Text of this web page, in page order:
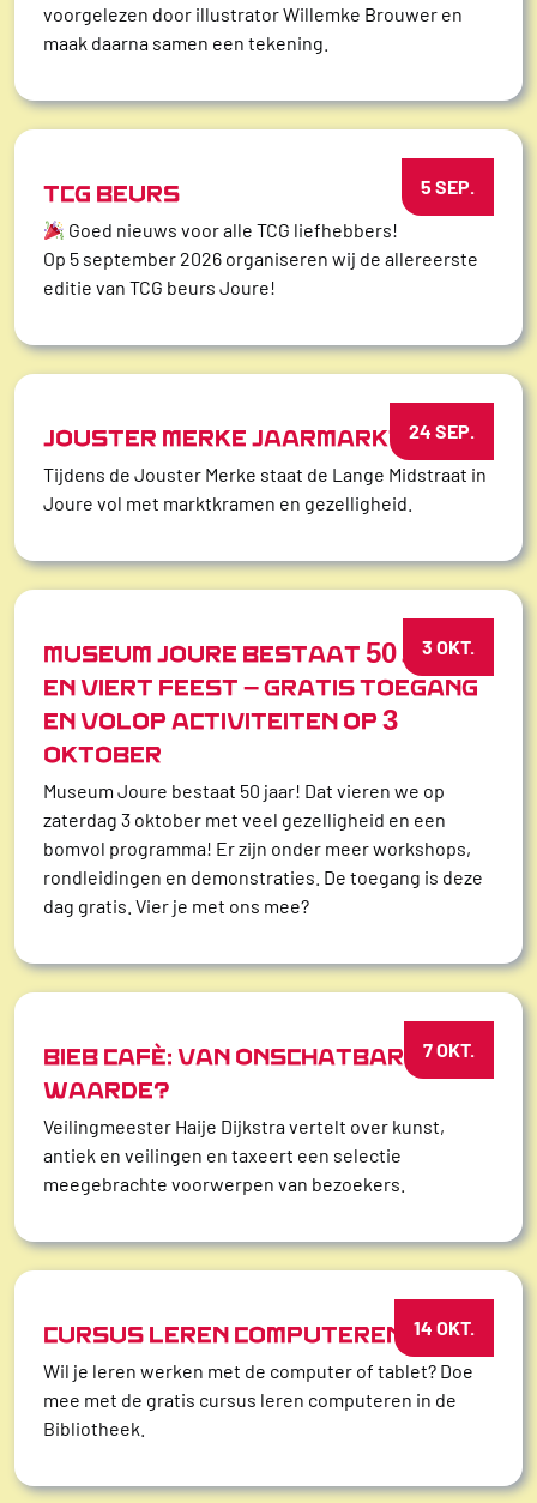
voorgelezen door illustrator Willemke Brouwer en
maak daarna samen een tekening.
5 SEP.
TCG BEURS
Goed nieuws voor alle TCG liefhebbers!
Op 5 september 2026 organiseren wij de allereerste
editie van TCG beurs Joure!
24 SEP.
JOUSTER MERKE JAARMARKT
Tijdens de Jouster Merke staat de Lange Midstraat in
Joure vol met marktkramen en gezelligheid.
3 OKT.
MUSEUM JOURE BESTAAT 50 JAAR
EN VIERT FEEST – GRATIS TOEGANG
EN VOLOP ACTIVITEITEN OP 3
OKTOBER
Museum Joure bestaat 50 jaar! Dat vieren we op
zaterdag 3 oktober met veel gezelligheid en een
bomvol programma! Er zijn onder meer workshops,
rondleidingen en demonstraties. De toegang is deze
dag gratis. Vier je met ons mee?
7 OKT.
BIEB CAFÉ: VAN ONSCHATBARE
WAARDE?
Veilingmeester Haije Dijkstra vertelt over kunst,
antiek en veilingen en taxeert een selectie
meegebrachte voorwerpen van bezoekers.
14 OKT.
CURSUS LEREN COMPUTEREN
Wil je leren werken met de computer of tablet? Doe
mee met de gratis cursus leren computeren in de
Bibliotheek.